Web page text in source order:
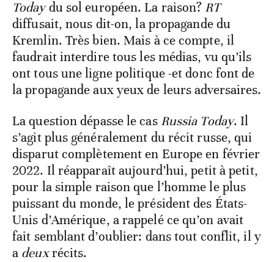
Todaydu sol européen. La raison? RT
diffusait, nous dit-on, la propagande du
Kremlin. Très bien. Mais à ce compte, il
faudrait interdire tous les médias, vu qu’ils
ont tous une ligne politique -et donc font de
la propagande aux yeux de leurs adversaires.
La question dépasse le cas Russia Today. Il
s’agit plus généralement du récit russe, qui
disparut complètement en Europe en février
2022. Il réapparaît aujourd’hui, petit à petit,
pour la simple raison que l’homme le plus
puissant du monde, le président des États-
Unis d’Amérique, a rappelé ce qu’on avait
fait semblant d’oublier: dans tout conflit, il y
a deuxrécits.